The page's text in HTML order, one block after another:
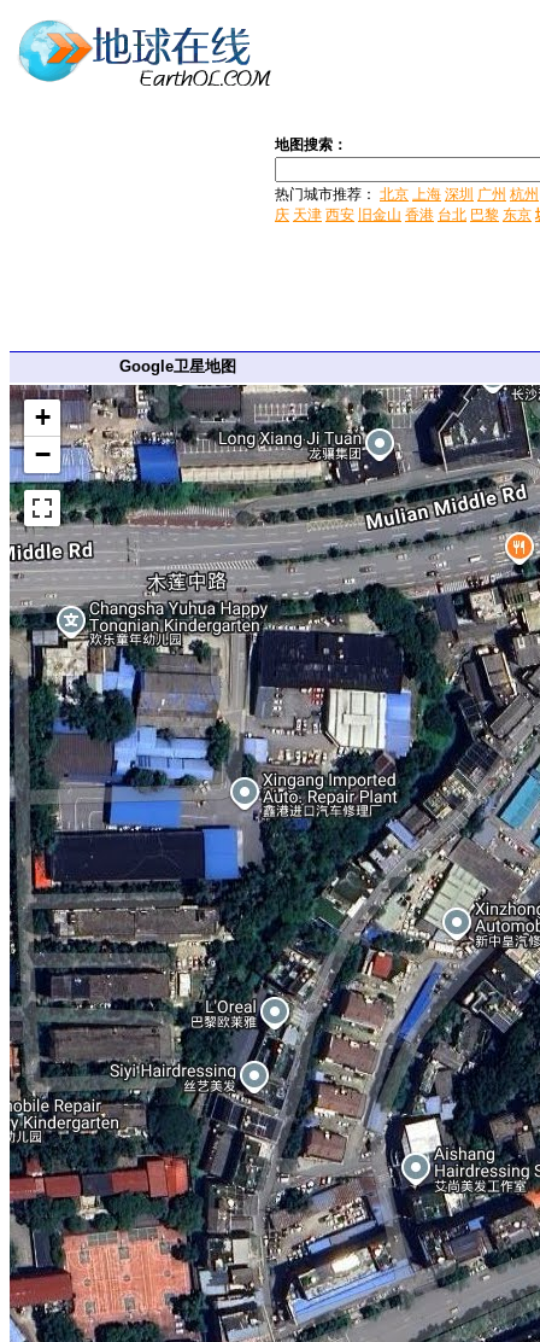
地图搜索：
热门城市推荐： 北京 上海 深圳 广州 杭州
庆 天津 西安 旧金山 香港 台北 巴黎 东京
Google卫星地图
+
−